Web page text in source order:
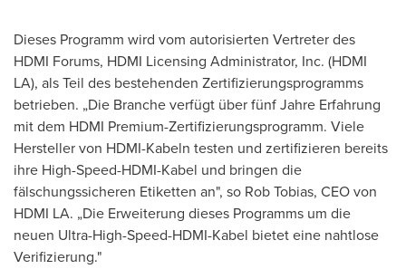
Dieses Programm wird vom autorisierten Vertreter des
HDMI Forums, HDMI Licensing Administrator, Inc. (HDMI
LA), als Teil des bestehenden Zertifizierungsprogramms
betrieben. „Die Branche verfügt über fünf Jahre Erfahrung
mit dem HDMI Premium-Zertifizierungsprogramm. Viele
Hersteller von HDMI-Kabeln testen und zertifizieren bereits
ihre High-Speed-HDMI-Kabel und bringen die
fälschungssicheren Etiketten an", so Rob Tobias, CEO von
HDMI LA. „Die Erweiterung dieses Programms um die
neuen Ultra-High-Speed-HDMI-Kabel bietet eine nahtlose
Verifizierung."